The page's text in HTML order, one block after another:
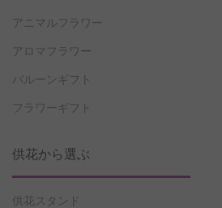
アニマルフラワー
アロマフラワー
バルーンギフト
フラワーギフト
供花から選ぶ
供花スタンド